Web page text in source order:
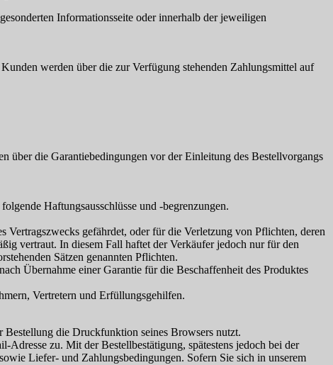
Informationsseite oder innerhalb der jeweiligen
werden über die zur Verfügung stehenden Zahlungsmittel auf
über die Garantiebedingungen vor der Einleitung des Bestellvorgangs
Haftungsausschlüsse und -begrenzungen.
gefährdet, oder für die Verletzung von Pflichten, deren
vertraut. In diesem Fall haftet der Verkäufer jedoch nur für den
Sätzen genannten Pflichten.
Übernahme einer Garantie für die Beschaffenheit des Produktes
Vertretern und Erfüllungsgehilfen.
Bestellung die Druckfunktion seines Browsers nutzt.
zu. Mit der Bestellbestätigung, spätestens jedoch bei der
Liefer- und Zahlungsbedingungen. Sofern Sie sich in unserem